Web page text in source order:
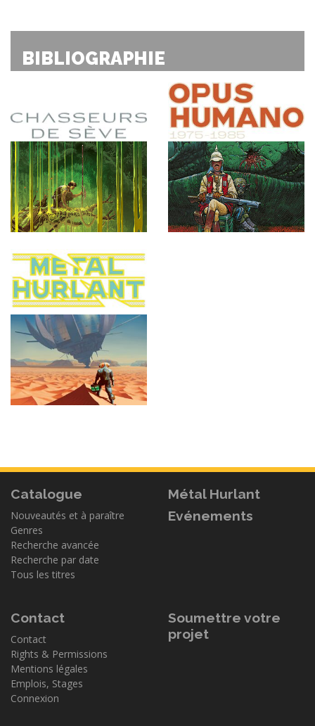
BIBLIOGRAPHIE
Catalogue
Nouveautés et à paraître
Genres
Recherche avancée
Recherche par date
Tous les titres
Métal Hurlant
Evénements
Contact
Contact
Rights & Permissions
Mentions légales
Emplois, Stages
Connexion
Soumettre votre
projet